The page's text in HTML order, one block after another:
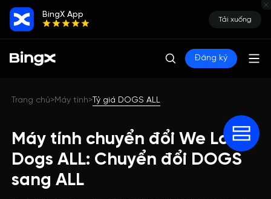
BingX App
Tải xuống
Đăng ký
Trang chủ>Máy tính>Tỷ giá DOGS ALL
Máy tính chuyển đổi We Love
Dogs ALL: Chuyển đổi DOGS
sang ALL